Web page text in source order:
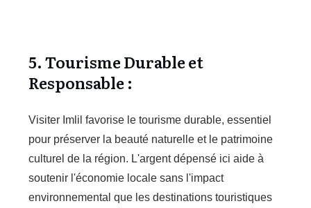
5. Tourisme Durable et
Responsable :
Visiter Imlil favorise le tourisme durable, essentiel
pour préserver la beauté naturelle et le patrimoine
culturel de la région. L'argent dépensé ici aide à
soutenir l'économie locale sans l'impact
environnemental que les destinations touristiques